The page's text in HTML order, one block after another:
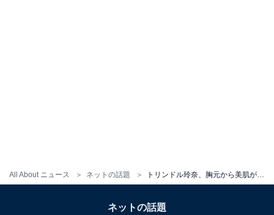
All About ニュース ネットの話題
ネットの話題